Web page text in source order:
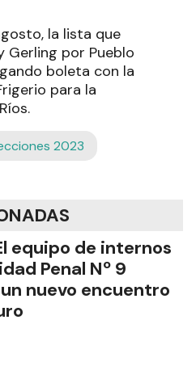
la lista que
Gerling por Pueblo
boleta con la
para la
2023
equipo de internos
Penal Nº 9
nuevo encuentro